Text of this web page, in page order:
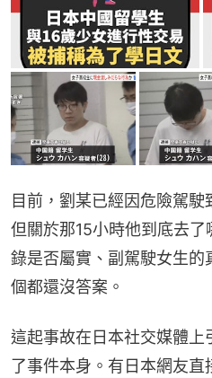
目前，劉某已經因危險駕駛
但關於那15小時他到底去
錄是否屬實、副駕駛女生
個都還沒答案。
這起事故在日本社交媒體上
了事件本身。有日本網友